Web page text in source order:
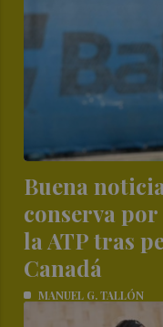
Buena
conserva
la ATP tras
Canadá
MANUEL G. TALLÓN